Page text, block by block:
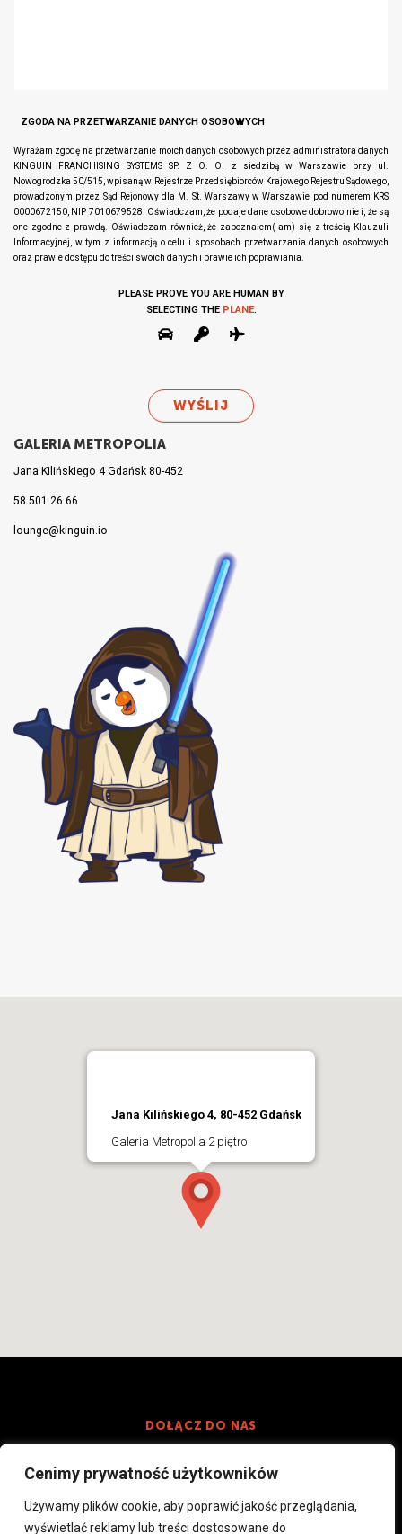
Cenimy prywatność użytkowników
Używamy plików cookie, aby poprawić jakość przeglądania,
wyświetlać reklamy lub treści dostosowane do
ZGODA NA PRZETWARZANIE DANYCH OSOBOWYCH
Wyrażam zgodę na przetwarzanie moich danych osobowych przez administratora danych
KINGUIN FRANCHISING SYSTEMS SP. Z O. O. z siedzibą w Warszawie przy ul.
Nowogrodzka 50/515, wpisaną w Rejestrze Przedsiębiorców Krajowego Rejestru Sądowego,
prowadzonym przez Sąd Rejonowy dla M. St. Warszawy w Warszawie pod numerem KRS
0000672150, NIP 7010679528. Oświadczam, że podaje dane osobowe dobrowolnie i, że są
one zgodne z prawdą. Oświadczam również, że zapoznałem(-am) się z treścią Klauzuli
Informacyjnej, w tym z informacją o celu i sposobach przetwarzania danych osobowych
oraz prawie dostępu do treści swoich danych i prawie ich poprawiania.
PLEASE PROVE YOU ARE HUMAN BY
SELECTING THEPLANE.
GALERIA METROPOLIA
Jana Kilińskiego 4 Gdańsk 80-452
58 501 26 66
lounge@kinguin.io
Jana Kilińskiego 4, 80-452 Gdańsk
Galeria Metropolia 2 piętro
DOŁĄCZ DO NAS